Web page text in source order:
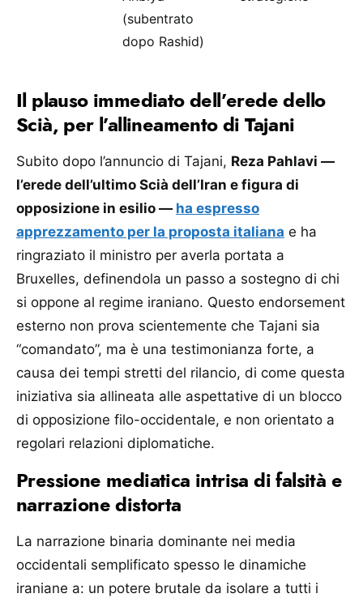
(subentrato
dopo Rashid)
Il plauso immediato dell’erede dello
Scià, per l’allineamento di Tajani
Subito dopo l’annuncio di Tajani, Reza Pahlavi —
l’erede dell’ultimo Scià dell’Iran e figura di
opposizione in esilio — ha espresso
apprezzamento per la proposta italiana e ha
ringraziato il ministro per averla portata a
Bruxelles, definendola un passo a sostegno di chi
si oppone al regime iraniano. Questo endorsement
esterno non prova scientemente che Tajani sia
“comandato”, ma è una testimonianza forte, a
causa dei tempi stretti del rilancio, di come questa
iniziativa sia allineata alle aspettative di un blocco
di opposizione filo-occidentale, e non orientato a
regolari relazioni diplomatiche.
Pressione mediatica intrisa di falsità e
narrazione distorta
La narrazione binaria dominante nei media
occidentali semplificato spesso le dinamiche
iraniane a: un potere brutale da isolare a tutti i